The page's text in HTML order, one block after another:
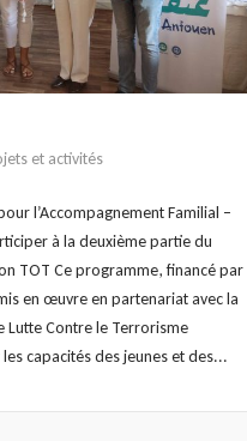
et activités
l’Accompagnement Familial –
à la deuxième partie du
TOT Ce programme, financé par
en œuvre en partenariat avec la
Lutte Contre le Terrorisme
capacités des jeunes et des...